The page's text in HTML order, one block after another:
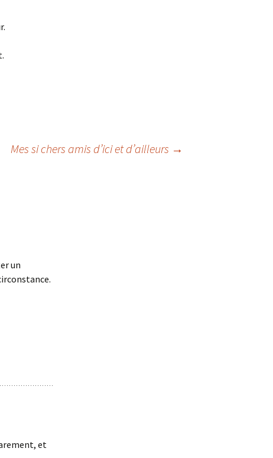
Mes si chers amis d’ici et d’ailleurs →
un
et